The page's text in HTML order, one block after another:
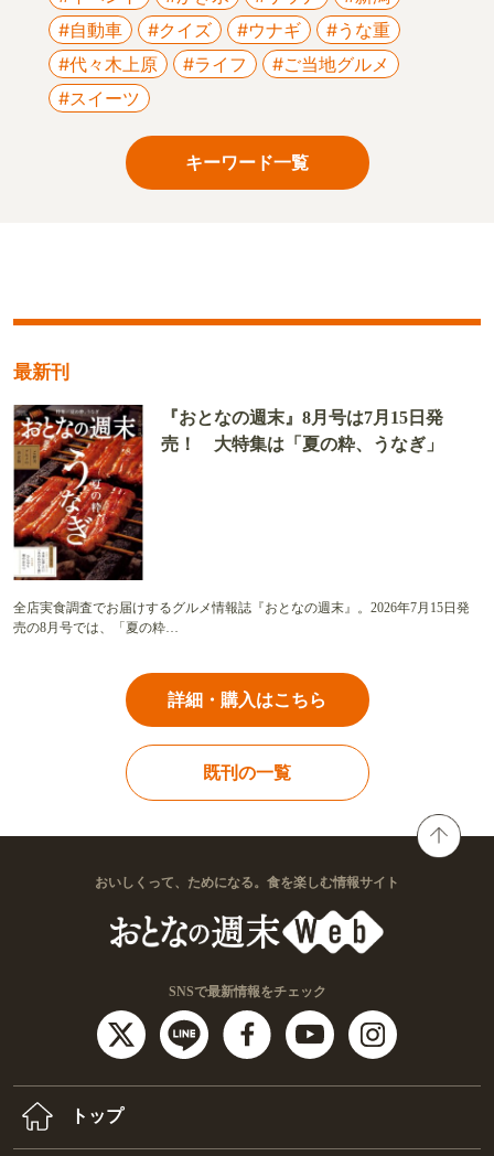
#自動車
#クイズ #ウナギ
#うな重
#代々木上原
#ライフ
#ご当地グルメ
#スイーツ
キーワード一覧
最新刊
『おとなの週末』8月号は7月15日発
売！ 大特集は「夏の粋、うなぎ」
全店実食調査でお届けするグルメ情報誌『おとなの週末』。2026年7月15日発
売の8月号では、「夏の粋…
詳細・購入はこちら
既刊の一覧
おいしくって、ためになる。食を楽しむ情報サイト
SNSで最新情報をチェック
トップ